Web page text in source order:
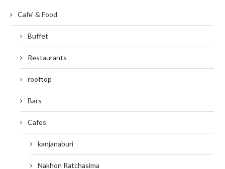
Cafe' & Food
Buffet
Restaurants
rooftop
Bars
Cafes
kanjanaburi
Nakhon Ratchasima